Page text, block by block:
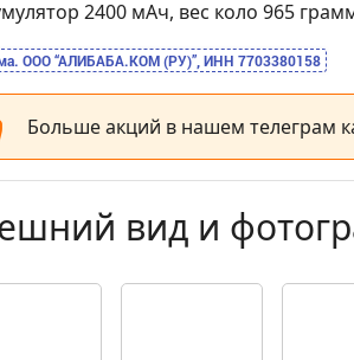
2400 мАч, вес коло 965
ООО “АЛИБАБА.КОМ (РУ)”, ИНН 7703380158
Больше акций в нашем телеграм
вид и